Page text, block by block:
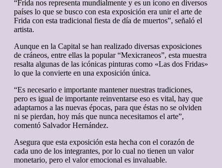
“Frida nos representa mundialmente y es un icono en diversos
países lo que se busco con esta exposición era unir el arte de
Frida con esta tradicional fiesta de día de muertos”, señaló el
artista.
Aunque en la Capital se han realizado diversas exposiciones
de cráneos, entre ellas la popular “Mexicraneos”, esta muestra
resalta algunas de las icónicas pinturas como «Las dos Fridas»
lo que la convierte en una exposición única.
“Es necesario e importante mantener nuestras tradiciones,
pero es igual de importante reinventarse eso es vital, hay que
adaptarnos a las nuevas épocas, para que éstas no se olviden
ni se pierdan, hoy más que nunca necesitamos el arte”,
comentó Salvador Hernández.
Asegura que esta exposición esta hecha con el corazón de
cada uno de los integrantes, por lo cual no tienen un valor
monetario, pero el valor emocional es invaluable.